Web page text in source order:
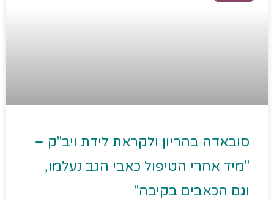
סובאדה בהריון ולקראת לידת ויב"ק –
"מיד אחרי הטיפול כאבי הגב נעלמו,
וגם הכאבים בקיבה"